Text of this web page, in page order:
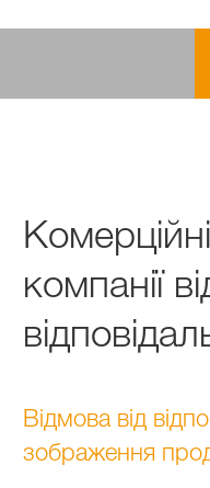
компанії
Відмова від
зображення